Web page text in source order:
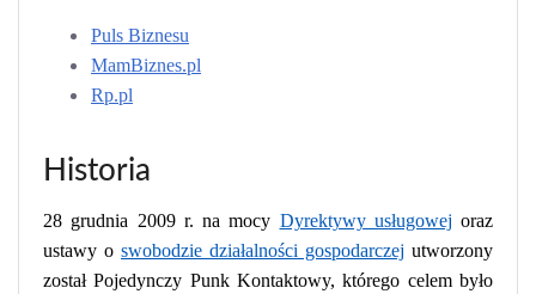
Puls Biznesu
MamBiznes.pl
Rp.pl
Historia
28 grudnia 2009 r. na mocy Dyrektywy usługowej oraz
ustawy o swobodzie działalności gospodarczej utworzony
został Pojedynczy Punk Kontaktowy, którego celem było